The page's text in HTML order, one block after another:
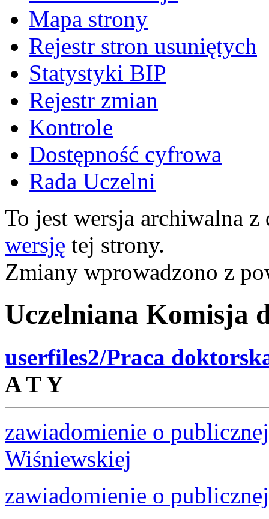
Mapa strony
Rejestr stron usuniętych
Statystyki BIP
Rejestr zmian
Kontrole
Dostępność cyfrowa
Rada Uczelni
To jest wersja archiwalna
wersję tej strony.
Zmiany wprowadzono z
Uczelniana Komisja
userfiles2/Praca
A T Y
zawiadomienie o
Wiśniewskiej
zawiadomienie o